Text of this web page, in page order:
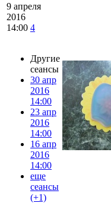
9 апреля
2016
14:00 4
Другие
сеансы
30 апр
2016
14:00
23 апр
2016
14:00
16 апр
2016
14:00
еще
сеансы
(+1)